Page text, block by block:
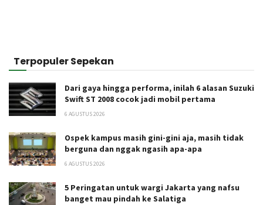
Terpopuler Sepekan
Dari gaya hingga performa, inilah 6 alasan Suzuki
Swift ST 2008 cocok jadi mobil pertama
6 AGUSTUS 2026
Ospek kampus masih gini-gini aja, masih tidak
berguna dan nggak ngasih apa-apa
6 AGUSTUS 2026
5 Peringatan untuk wargi Jakarta yang nafsu
banget mau pindah ke Salatiga